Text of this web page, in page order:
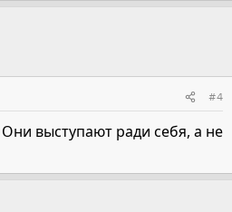
#4
выступают ради себя, а не